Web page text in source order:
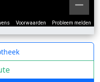
Voorwaarden Probleem melden